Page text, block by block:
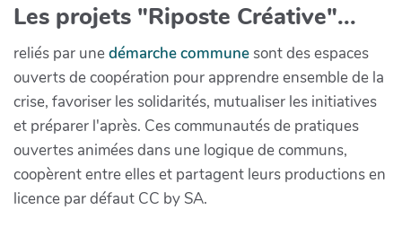
Les projets "Riposte Créative"...
reliés par unedémarche communesont des espaces
ouverts de coopération pour apprendre ensemble de la
crise, favoriser les solidarités, mutualiser les initiatives
et préparer l'après. Ces communautés de pratiques
ouvertes animées dans une logique de communs,
coopèrent entre elles et partagent leurs productions en
licence par défaut CC by SA.